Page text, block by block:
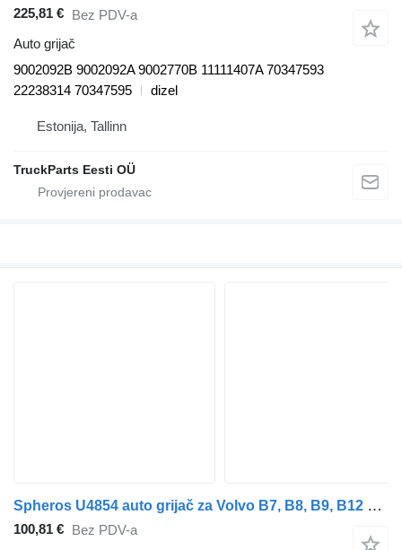
225,81 € Bez PDV-a
Auto grijač
9002092B 9002092A 9002770B 11111407A 70347593
22238314 70347595
dizel
Estonija, Tallinn
TruckParts Eesti OÜ
Spheros U4854 auto grijač za Volvo B7, B8, B9, B12 bus (2005-) autobusa
100,81 € Bez PDV-a